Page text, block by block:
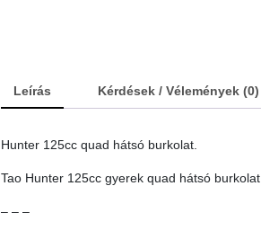
Leírás Kérdések / Vélemények (0)
Hunter 125cc quad hátsó burkolat.
Tao Hunter 125cc gyerek quad hátsó burkolat
– – –